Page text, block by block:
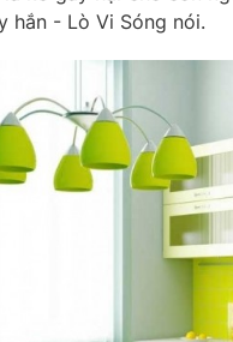
hắn - Lò Vi Sóng nói.